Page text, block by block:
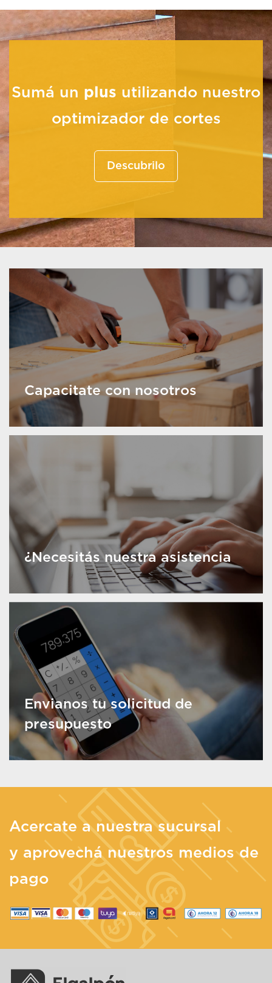
Sumá un plus utilizando nuestro
optimizador de cortes
Descubrilo
Capacitate con nosotros
¿Necesitás nuestra asistencia
Envianos tu solicitud de
presupuesto
Acercate a nuestra sucursal
y aprovechá nuestros medios de
pago